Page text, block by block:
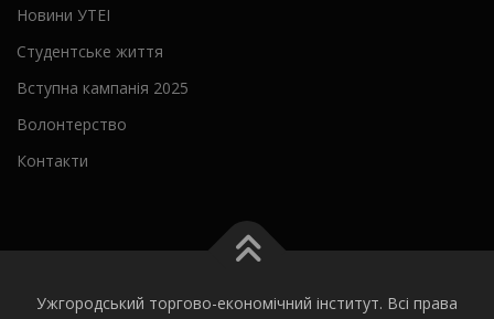
Новини УТЕІ
Студентське життя
Вступна кампанія 2025
Волонтерство
Контакти
Ужгородський торгово-економічний інститут. Всі права